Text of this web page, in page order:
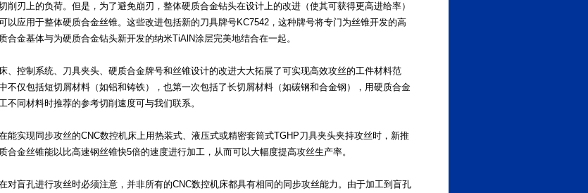
削刃上的负荷。但是，为了避免崩刃，整体硬质合金钻头在设计上的改进（使其可获得更高进给率）
以应用于整体硬质合金丝锥。这些改进包括新的刀具牌号KC7542，这种牌号将专门为丝锥开发的高
合金基体与为硬质合金钻头新开发的纳米TiAlN涂层完美地结合在一起。
、控制系统、刀具夹头、硬质合金牌号和丝锥设计的改进大大拓展了可实现高效攻丝的工件材料范
不仅包括短切屑材料（如铝和铸铁），也第一次包括了长切屑材料（如碳钢和合金钢），用硬质合金
不同材料时推荐的参考切削速度可与我们联系。
能实现同步攻丝的CNC数控机床上用热装式、液压式或精密套筒式TGHP刀具夹头夹持攻丝时，新推
合金丝锥能以比高速钢丝锥快5倍的速度进行加工，从而可以大幅度提高攻丝生产率。
对盲孔进行攻丝时必须注意，并非所有的CNC数控机床都具有相同的同步攻丝能力。由于加工到盲孔